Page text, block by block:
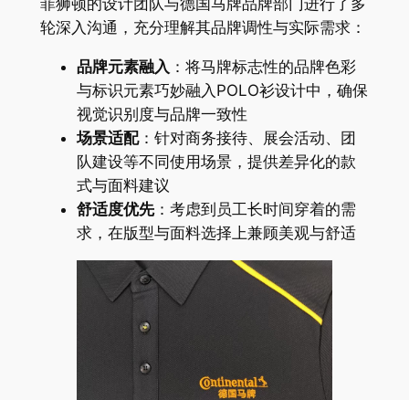
轮深入沟通，充分理解其品牌调性与实际需求：
品牌元素融入 ：将马牌标志性的品牌色彩
与标识元素巧妙融入POLO衫设计中，确保
视觉识别度与品牌一致性
场景适配：针对商务接待、展会活动、团
队建设等不同使用场景，提供差异化的款
式与面料建议
舒适度优先：考虑到员工长时间穿着的需
求，在版型与面料选择上兼顾美观与舒适